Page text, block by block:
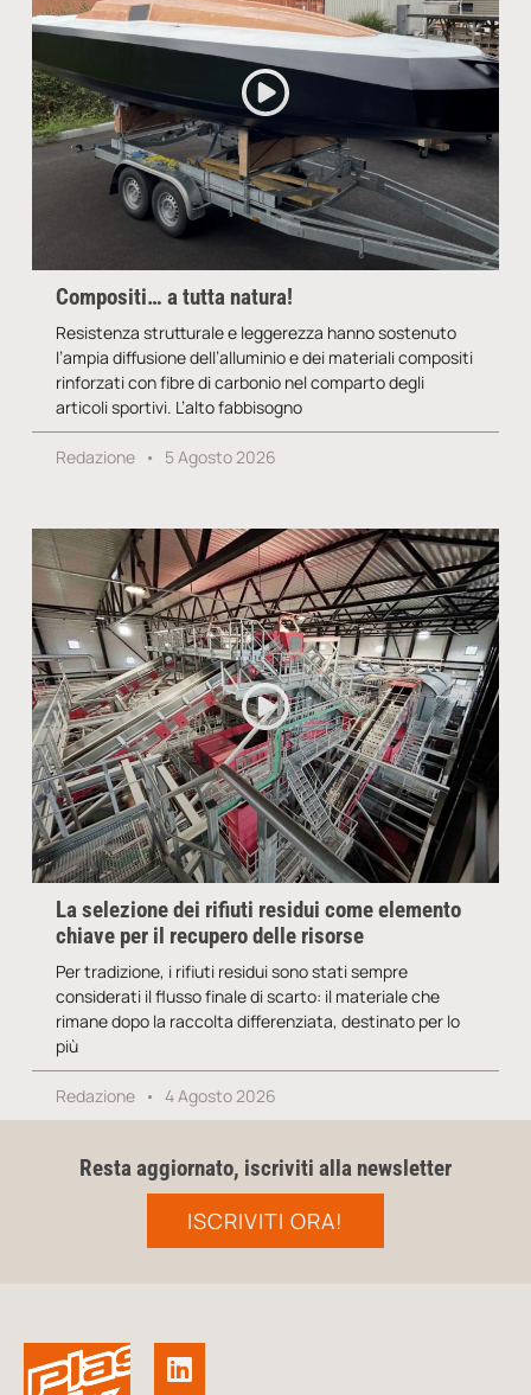
Compositi… a tutta natura!
Resistenza strutturale e leggerezza hanno sostenuto
l’ampia diffusione dell’alluminio e dei materiali compositi
rinforzati con fibre di carbonio nel comparto degli
articoli sportivi. L’alto fabbisogno
Redazione 5 Agosto 2026
La selezione dei rifiuti residui come elemento
chiave per il recupero delle risorse
Per tradizione, i rifiuti residui sono stati sempre
considerati il flusso finale di scarto: il materiale che
rimane dopo la raccolta differenziata, destinato per lo
più
Redazione 4 Agosto 2026
Resta aggiornato, iscriviti alla newsletter
ISCRIVITI ORA!